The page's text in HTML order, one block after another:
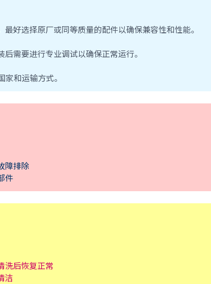
好选择原厂或同等质量的配件以确保兼容性和性能。
需要进行专业调试以确保正常运行。
和运输方式。
障排除
件
洗后恢复正常
洁